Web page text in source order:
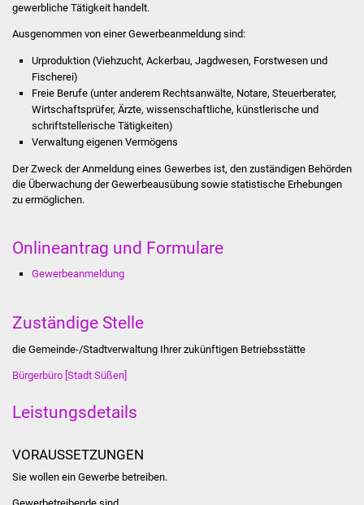
Partnerstädte
Schulentwicklung Bizet
Sanierung Bizethalle
Bürger & Service
gewerbliche Tätigkeit handelt.
Ausgenommen von einer Gewerbeanmeldung sind:
Urproduktion (Viehzucht, Ackerbau, Jagdwesen, Forstwesen und
Fischerei)
Freie Berufe (unter anderem Rechtsanwälte, Notare, Steuerberater,
Wirtschaftsprüfer, Ärzte, wissenschaftliche, künstlerische und
schriftstellerische Tätigkeiten)
Verwaltung eigenen Vermögens
Der Zweck der Anmeldung eines Gewerbes ist, den zuständigen Behörden
die Überwachung der Gewerbeausübung sowie statistische Erhebungen
zu ermöglichen.
Onlineantrag und Formulare
Gewerbeanmeldung
Zuständige Stelle
die Gemeinde-/Stadtverwaltung Ihrer zukünftigen Betriebsstätte
Bürgerbüro [Stadt Süßen]
Leistungsdetails
VORAUSSETZUNGEN
Sie wollen ein Gewerbe betreiben.